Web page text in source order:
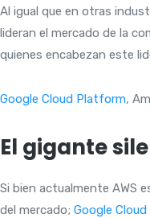
Al igual que en otras
lideran el mercado de la
quienes encabezan este
Google Cloud Platform,
El gigante
Si bien actualmente AWS
del mercado; Google